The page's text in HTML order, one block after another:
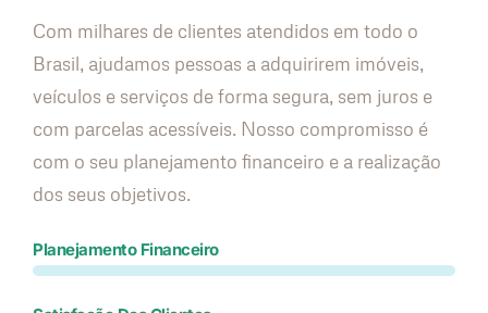
Com milhares de clientes atendidos em todo o
Brasil, ajudamos pessoas a adquirirem imóveis,
veículos e serviços de forma segura, sem juros e
com parcelas acessíveis. Nosso compromisso é
com o seu planejamento financeiro e a realização
dos seus objetivos.
Planejamento Financeiro